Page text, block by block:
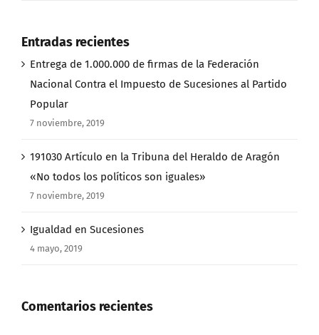
Entradas recientes
Entrega de 1.000.000 de firmas de la Federación
Nacional Contra el Impuesto de Sucesiones al Partido
Popular
7 noviembre, 2019
191030 Artículo en la Tribuna del Heraldo de Aragón
«No todos los políticos son iguales»
7 noviembre, 2019
Igualdad en Sucesiones
4 mayo, 2019
Comentarios recientes